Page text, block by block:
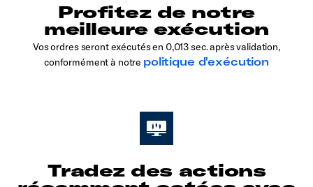
Profitez de notre
meilleure exécution
Vos ordres seront exécutés en 0,013 sec. après validation,
conformément à notre politique d'exécution
Tradez des actions